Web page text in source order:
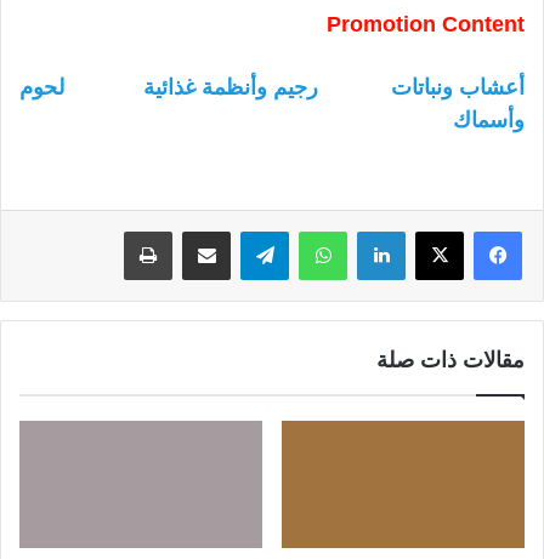
Promotion Content
أعشاب ونباتات رجيم وأنظمة غذائية
لحوم
وأسماك
لينكدإن واتساب
مقالات ذات صلة